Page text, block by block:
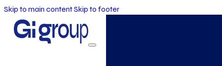
Skip to main contentSkip to footer